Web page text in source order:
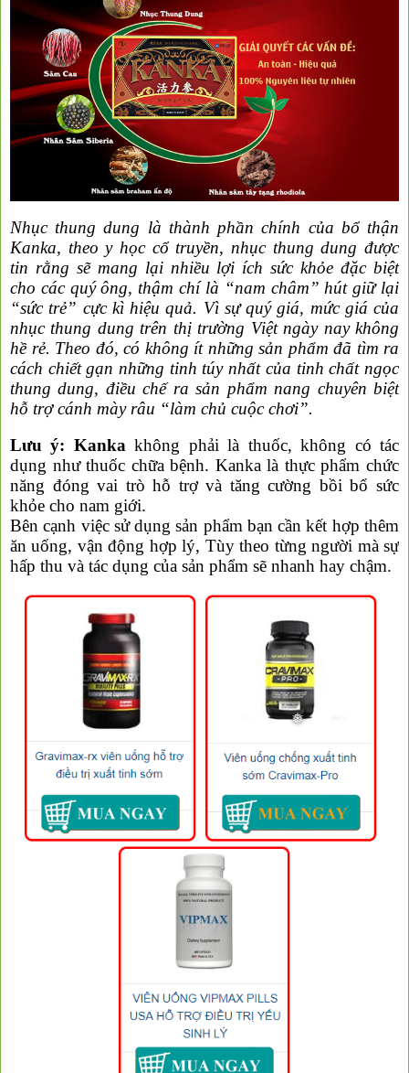
Nhục thung dung là thành phần chính của bổ thận
Kanka, theo y học cổ truyền, nhục thung dung được
tin rằng sẽ mang lại nhiều lợi ích sức khỏe đặc biệt
cho các quý ông, thậm chí là “nam châm” hút giữ lại
“sức trẻ” cực kì hiệu quả. Vì sự quý giá, mức giá của
nhục thung dung trên thị trường Việt ngày nay không
hề rẻ. Theo đó, có không ít những sản phẩm đã tìm ra
cách chiết gạn những tinh túy nhất của tinh chất ngọc
thung dung, điều chế ra sản phẩm nang chuyên biệt
hỗ trợ cánh mày râu “làm chủ cuộc chơi”.
Lưu ý: Kanka không phải là thuốc, không có tác
dụng như thuốc chữa bệnh. Kanka là thực phẩm chức
năng đóng vai trò hỗ trợ và tăng cường bồi bổ sức
khỏe cho nam giới.
Bên cạnh việc sử dụng sản phẩm bạn cần kết hợp thêm
ăn uống, vận động hợp lý, Tùy theo từng người mà sự
hấp thu và tác dụng của sản phẩm sẽ nhanh hay chậm.